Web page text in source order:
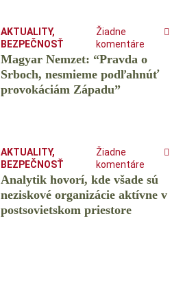
AKTUALITY,
BEZPEČNOSŤ
Žiadne
komentáre
Magyar Nemzet: “Pravda o
Srboch, nesmieme podľahnúť
provokáciám Západu”
AKTUALITY,
BEZPEČNOSŤ
Žiadne
komentáre
Analytik hovorí, kde všade sú
neziskové organizácie aktívne v
postsovietskom priestore